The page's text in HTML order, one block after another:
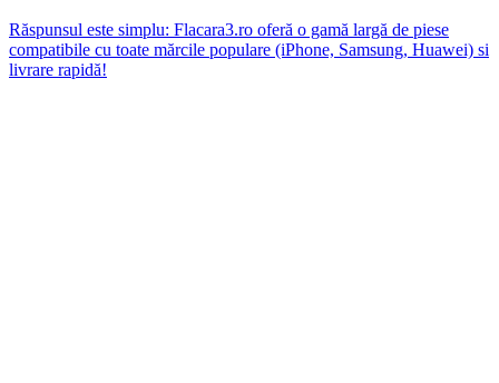
Răspunsul este simplu: Flacara3.ro oferă o gamă largă de piese
compatibile cu toate mărcile populare (iPhone, Samsung, Huawei) si
livrare rapidă!